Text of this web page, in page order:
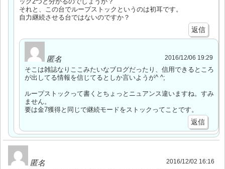
それと、この台でループストックというのは初耳です。
自力継続させる台ではないのですか？
返信
匿名 2016/12/06 19:29
そこは雑誌なりここみたいなブログだったり、信用できるところ
が出してる情報を信じてるとしか言いようが^ ^;
ループストックって書くとちょっとニュアンス違いますね。すみ
ません。
要は金7獲得と同じで継続モードをストックってことです。
返信
匿名 2016/12/02 16:16